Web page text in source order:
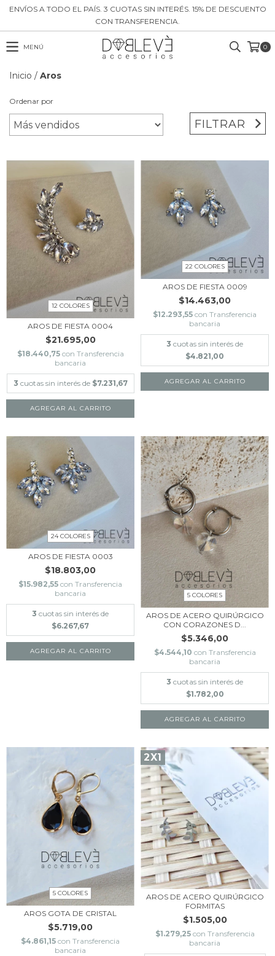
ENVÍOS A TODO EL PAÍS. 3 CUOTAS SIN INTERÉS. 15% DE DESCUENTO
CON TRANSFERENCIA.
MENÚ 0
Inicio / Aros
Ordenar por
FILTRAR
12 COLORES
AROS DE FIESTA 0004
$21.695,00
$18.440,75 con Transferencia
bancaria
3 cuotas sin interés de $7.231,67
AGREGAR AL CARRITO
22 COLORES
AROS DE FIESTA 0009
$14.463,00
$12.293,55 con Transferencia
bancaria
3 cuotas sin interés de
$4.821,00
AGREGAR AL CARRITO
24 COLORES
AROS DE FIESTA 0003
$18.803,00
$15.982,55 con Transferencia
bancaria
3 cuotas sin interés de
$6.267,67
AGREGAR AL CARRITO
5 COLORES
AROS DE ACERO QUIRÚRGICO
CON CORAZONES D...
$5.346,00
$4.544,10 con Transferencia
bancaria
3 cuotas sin interés de
$1.782,00
AGREGAR AL CARRITO
5 COLORES
AROS GOTA DE CRISTAL
$5.719,00
$4.861,15 con Transferencia
bancaria
2X1
AROS DE ACERO QUIRÚRGICO
FORMITAS
$1.505,00
$1.279,25 con Transferencia
bancaria